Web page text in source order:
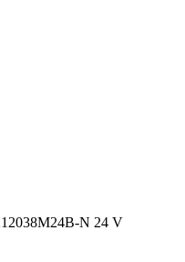
N 24 V